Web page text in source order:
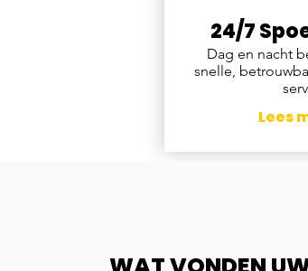
24/7
Dag en nacht
snelle,
Lees